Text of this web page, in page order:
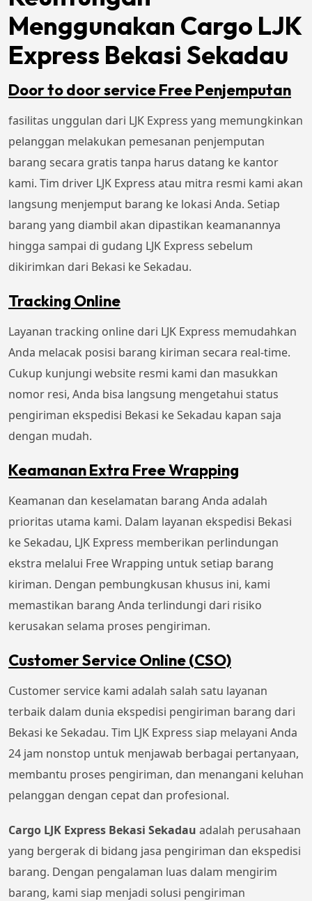
Menggunakan Cargo LJK
Express Bekasi Sekadau
Door to door service Free Penjemputan
fasilitas unggulan dari LJK Express yang memungkinkan
pelanggan melakukan pemesanan penjemputan
barang secara gratis tanpa harus datang ke kantor
kami. Tim driver LJK Express atau mitra resmi kami akan
langsung menjemput barang ke lokasi Anda. Setiap
barang yang diambil akan dipastikan keamanannya
hingga sampai di gudang LJK Express sebelum
dikirimkan dari Bekasi ke Sekadau.
Tracking Online
Layanan tracking online dari LJK Express memudahkan
Anda melacak posisi barang kiriman secara real-time.
Cukup kunjungi website resmi kami dan masukkan
nomor resi, Anda bisa langsung mengetahui status
pengiriman ekspedisi Bekasi ke Sekadau kapan saja
dengan mudah.
Keamanan Extra Free Wrapping
Keamanan dan keselamatan barang Anda adalah
prioritas utama kami. Dalam layanan ekspedisi Bekasi
ke Sekadau, LJK Express memberikan perlindungan
ekstra melalui Free Wrapping untuk setiap barang
kiriman. Dengan pembungkusan khusus ini, kami
memastikan barang Anda terlindungi dari risiko
kerusakan selama proses pengiriman.
Customer Service Online (CSO)
Customer service kami adalah salah satu layanan
terbaik dalam dunia ekspedisi pengiriman barang dari
Bekasi ke Sekadau. Tim LJK Express siap melayani Anda
24 jam nonstop untuk menjawab berbagai pertanyaan,
membantu proses pengiriman, dan menangani keluhan
pelanggan dengan cepat dan profesional.
Cargo LJK Express Bekasi Sekadau adalah perusahaan
yang bergerak di bidang jasa pengiriman dan ekspedisi
barang. Dengan pengalaman luas dalam mengirim
barang, kami siap menjadi solusi pengiriman